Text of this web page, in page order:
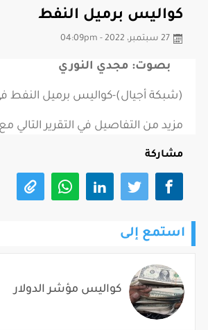
كواليس برميل النفط
27 سبتمبر، 2022 - 04:09pm
بصوت: مجدي النوري
(شبكة أجيال)-كواليس برميل النفط
مزيد من التفاصيل في التقرير التالي
مشاركة
استمع إلى
كواليس مؤشر الدولار